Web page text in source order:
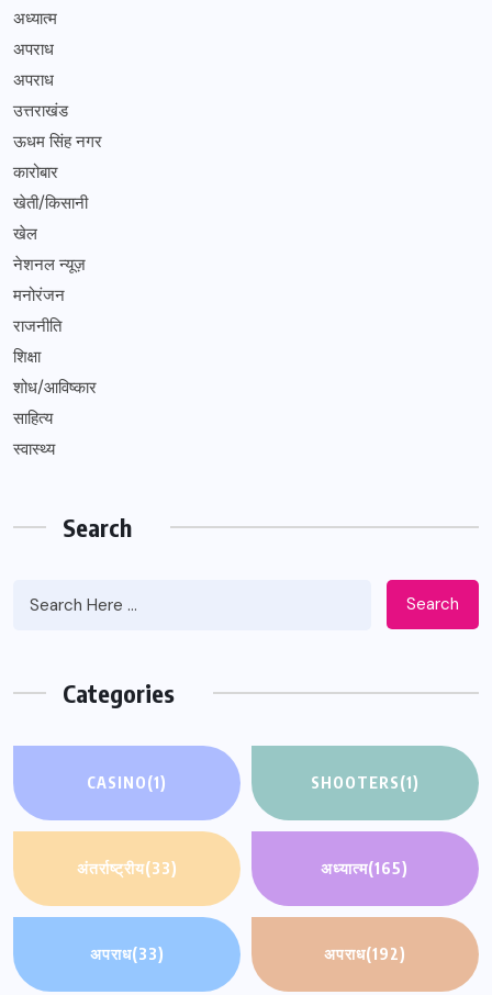
अध्यात्म
अपराध
अपराध
उत्तराखंड
ऊधम सिंह नगर
कारोबार
खेती/किसानी
खेल
नेशनल न्यूज़
मनोरंजन
राजनीति
शिक्षा
शोध/आविष्कार
साहित्य
स्वास्थ्य
Search
Search
Categories
CASINO(1) SHOOTERS(1)
अंतर्राष्ट्रीय(33) अध्यात्म(165)
अपराध(33) अपराध(192)